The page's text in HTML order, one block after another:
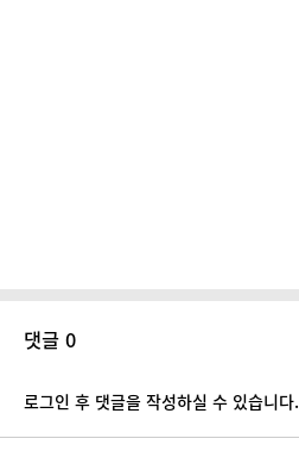
댓글 0
로그인 후 댓글을 작성하실 수 있습니다.